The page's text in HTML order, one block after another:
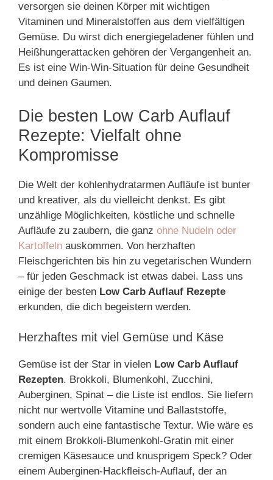
versorgen sie deinen Körper mit wichtigen
Vitaminen und Mineralstoffen aus dem vielfältigen
Gemüse. Du wirst dich energiegeladener fühlen und
Heißhungerattacken gehören der Vergangenheit an.
Es ist eine Win-Win-Situation für deine Gesundheit
und deinen Gaumen.
Die besten Low Carb Auflauf
Rezepte: Vielfalt ohne
Kompromisse
Die Welt der kohlenhydratarmen Aufläufe ist bunter
und kreativer, als du vielleicht denkst. Es gibt
unzählige Möglichkeiten, köstliche und schnelle
Aufläufe zu zaubern, die ganz ohne Nudeln oder
Kartoffeln auskommen. Von herzhaften
Fleischgerichten bis hin zu vegetarischen Wundern
– für jeden Geschmack ist etwas dabei. Lass uns
einige der besten Low Carb Auflauf Rezepte
erkunden, die dich begeistern werden.
Herzhaftes mit viel Gemüse und Käse
Gemüse ist der Star in vielen Low Carb Auflauf
Rezepten. Brokkoli, Blumenkohl, Zucchini,
Auberginen, Spinat – die Liste ist endlos. Sie liefern
nicht nur wertvolle Vitamine und Ballaststoffe,
sondern auch eine fantastische Textur. Wie wäre es
mit einem Brokkoli-Blumenkohl-Gratin mit einer
cremigen Käsesauce und knusprigem Speck? Oder
einem Auberginen-Hackfleisch-Auflauf, der an